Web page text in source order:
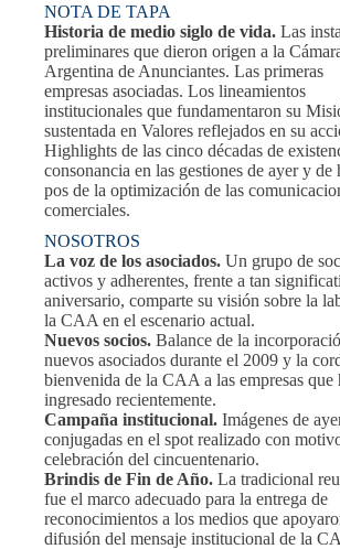
NOTA DE TAPA
Historia de medio siglo de vida. Las
preliminares que dieron origen a la
Argentina de Anunciantes. Las primeras
empresas asociadas. Los lineamientos
institucionales que fundamentaron su
sustentada en Valores reflejados en su
Highlights de las cinco décadas de
consonancia en las gestiones de ayer y de
pos de la optimización de las
comerciales.
NOSOTROS
La voz de los asociados. Un grupo de
activos y adherentes, frente a tan
aniversario, comparte su visión sobre la
la CAA en el escenario actual.
Nuevos socios. Balance de la
nuevos asociados durante el 2009 y la
bienvenida de la CAA a las empresas que
ingresado recientemente.
Campaña institucional. Imágenes de
conjugadas en el spot realizado con
celebración del cincuentenario.
Brindis de Fin de Año. La tradicional
fue el marco adecuado para la entrega de
reconocimientos a los medios que
difusión del mensaje institucional de la